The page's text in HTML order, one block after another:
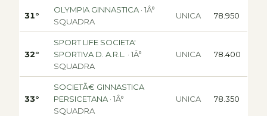
31°
OLYMPIA GINNASTICA · 1Â°
SQUADRA
UNICA 78.950
32°
SPORT LIFE SOCIETA'
SPORTIVA D. A.R.L.
· 1Â°
SQUADRA
UNICA 78.400
33°
SOCIETÃ€ GINNASTICA
PERSICETANA · 1Â°
SQUADRA
UNICA 78.350